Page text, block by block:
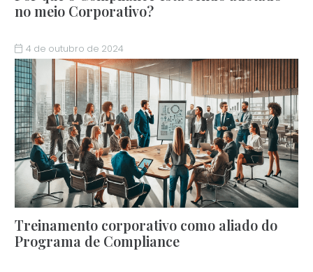
no meio Corporativo?
4 de outubro de 2024
Treinamento corporativo como aliado do
Programa de Compliance